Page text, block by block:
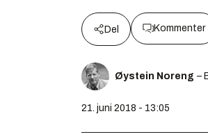
Del Kommenter
Øystein Noreng –
21. juni 2018 - 13:05